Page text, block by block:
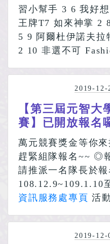
習小幫手 3 6 我好想睡覺 元智生活圈 3 7
王牌T7 如來神掌 2 8 番球小聯盟 位置寶
5 9 阿爾杜伊諾夫拉特 陪伴你的．音樂盒
2 10 非選不可
2019-12-
【第三屆元智大
賽】已開放報名
萬元競賽獎金等你
趕緊組隊報名~~ ◎
請推派一名隊長於報
108.12.9~109.1.10
資訊服務處專頁活
2019-12-